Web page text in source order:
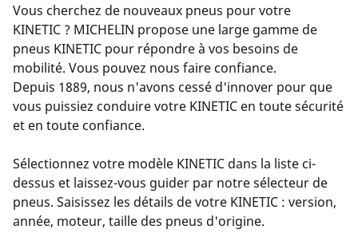
Vous cherchez de nouveaux pneus pour votre
KINETIC ? MICHELIN propose une large gamme de
pneus KINETIC pour répondre à vos besoins de
mobilité. Vous pouvez nous faire confiance.
Depuis 1889, nous n'avons cessé d'innover pour que
vous puissiez conduire votre KINETIC en toute sécurité
et en toute confiance.
Sélectionnez votre modèle KINETIC dans la liste ci-
dessus et laissez-vous guider par notre sélecteur de
pneus. Saisissez les détails de votre KINETIC : version,
année, moteur, taille des pneus d'origine.